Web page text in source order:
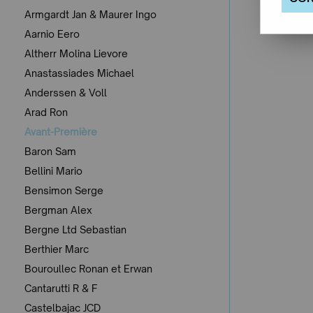
Armgardt Jan & Maurer Ingo
Aarnio Eero
Altherr Molina Lievore
Anastassiades Michael
Anderssen & Voll
Arad Ron
Avant-Première
Baron Sam
Bellini Mario
Bensimon Serge
Bergman Alex
Bergne Ltd Sebastian
Berthier Marc
Bouroullec Ronan et Erwan
Cantarutti R & F
Castelbajac JCD